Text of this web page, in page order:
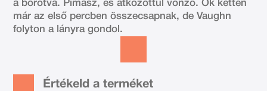
a borotva. Pimasz, és átkozottul vonzó. Ők ketten
már az első percben összecsapnak, de Vaughn
folyton a lányra gondol.
Értékeld a terméket